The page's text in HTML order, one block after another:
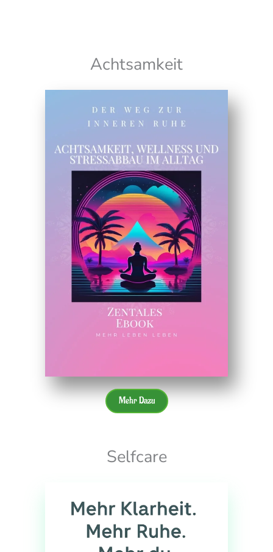
Achtsamkeit
Mehr Dazu
Selfcare